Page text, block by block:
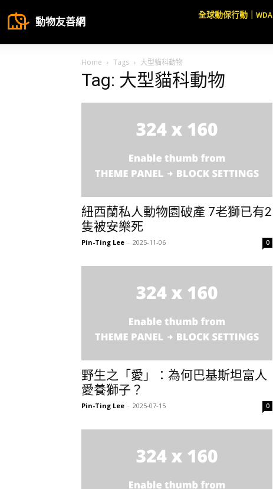
動物友善網
全球動保行動｜WDA
Home Tags 大型貓科動物
Tag: 大型貓科動物
紐西蘭私人動物園破產 7老獅已有2
隻被安樂死
Pin-Ting Lee - 2025-11-06 0
野生之「愛」：為何巴基斯坦富人
愛養獅子？
Pin-Ting Lee - 2025-07-15 0